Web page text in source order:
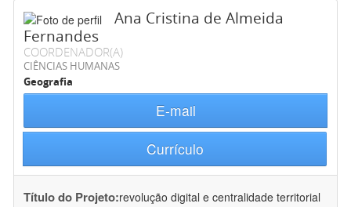
Ana Cristina de Almeida
Fernandes
COORDENADOR(A)
CIÊNCIAS HUMANAS
Geografia
E-mail
Currículo
Título do Projeto:revolução digital e centralidade territorial